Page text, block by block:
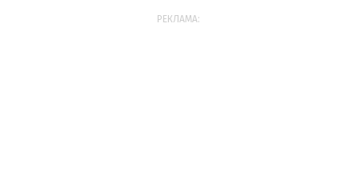
РЕКЛАМА: